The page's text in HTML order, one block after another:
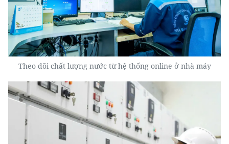
Theo dõi chất lượng nước từ hệ thống online ở nhà máy